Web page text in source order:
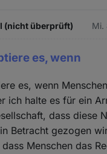
(nicht überprüft) Mi.
es, wenn
es, wenn
ich halte es für ein
dass diese
Betracht gezogen
Menschen das